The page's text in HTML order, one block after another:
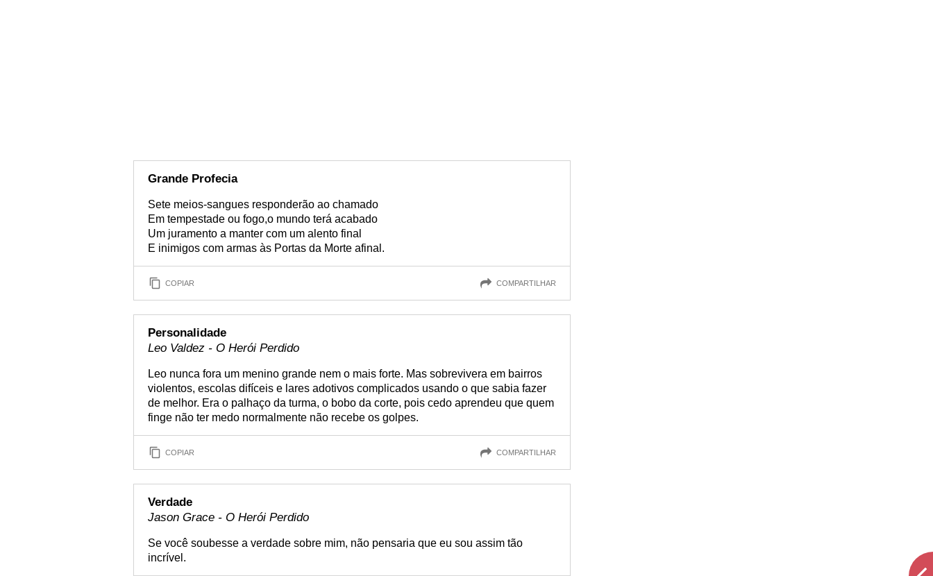
Grande Profecia
Sete meios-sangues responderão ao chamado
Em tempestade ou fogo,o mundo terá acabado
Um juramento a manter com um alento final
E inimigos com armas às Portas da Morte afinal.
COPIAR COMPARTILHAR
Personalidade
Leo Valdez - O Herói Perdido
Leo nunca fora um menino grande nem o mais forte. Mas sobrevivera em bairros
violentos, escolas difíceis e lares adotivos complicados usando o que sabia fazer
de melhor. Era o palhaço da turma, o bobo da corte, pois cedo aprendeu que quem
finge não ter medo normalmente não recebe os golpes.
COPIAR COMPARTILHAR
Verdade
Jason Grace - O Herói Perdido
Se você soubesse a verdade sobre mim, não pensaria que eu sou assim tão
incrível.